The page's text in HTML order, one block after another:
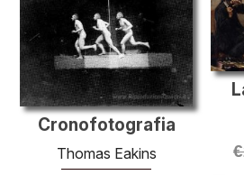
€
Cronofotografia
Thomas Eakins